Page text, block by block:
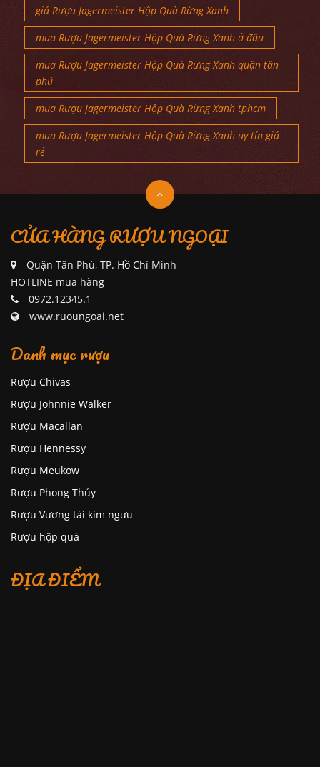
giá Rượu Jagermeister Hộp Quà Rừng Xanh
mua Rượu Jagermeister Hộp Quà Rừng Xanh ở đâu
mua Rượu Jagermeister Hộp Quà Rừng Xanh quận tân
phú
mua Rượu Jagermeister Hộp Quà Rừng Xanh tphcm
mua Rượu Jagermeister Hộp Quà Rừng Xanh uy tín giá
rẻ
CỬA HÀNG RƯỢU NGOẠI
Quận Tân Phú, TP. Hồ Chí Minh
HOTLINE mua hàng
0972.12345.1
www.ruoungoai.net
Danh mục rượu
Rượu Chivas
Rượu Johnnie Walker
Rượu Macallan
Rượu Hennessy
Rượu Meukow
Rượu Phong Thủy
Rượu Vương tài kim ngưu
Rượu hộp quà
ĐỊA ĐIỂM